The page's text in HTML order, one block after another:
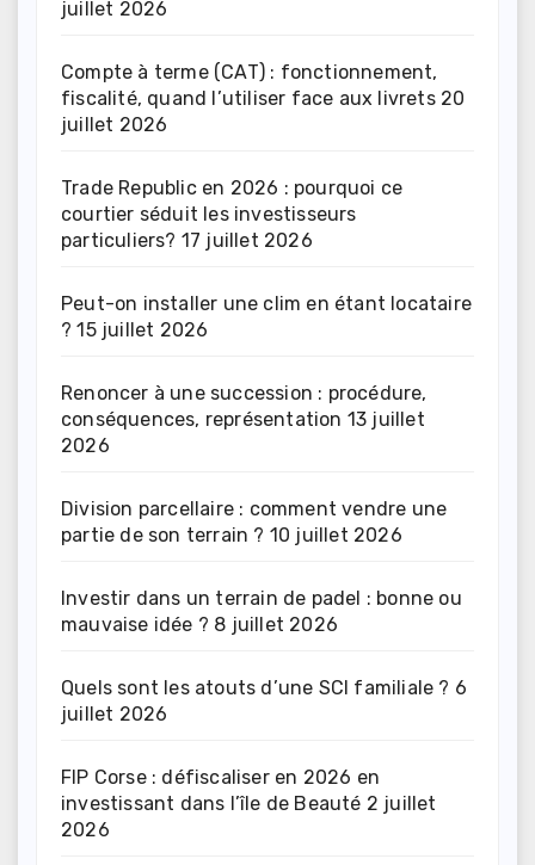
juillet 2026
Compte à terme (CAT) : fonctionnement,
fiscalité, quand l’utiliser face aux livrets 20
juillet 2026
Trade Republic en 2026 : pourquoi ce
courtier séduit les investisseurs
particuliers? 17 juillet 2026
Peut-on installer une clim en étant locataire
? 15 juillet 2026
Renoncer à une succession : procédure,
conséquences, représentation 13 juillet
2026
Division parcellaire : comment vendre une
partie de son terrain ? 10 juillet 2026
Investir dans un terrain de padel : bonne ou
mauvaise idée ? 8 juillet 2026
Quels sont les atouts d’une SCI familiale ? 6
juillet 2026
FIP Corse : défiscaliser en 2026 en
investissant dans l’île de Beauté 2 juillet
2026